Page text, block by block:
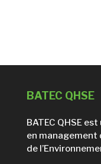
BATEC QHSE
BATEC QHSE
en management
de